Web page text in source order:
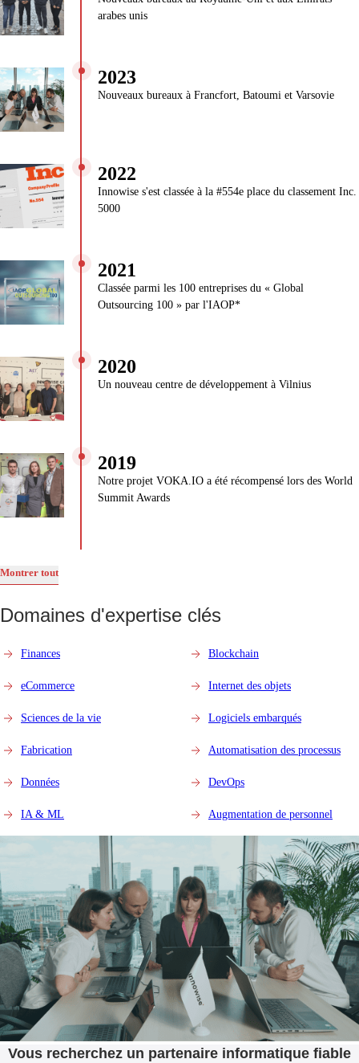
arabes unis
2023
Nouveaux bureaux à Francfort, Batoumi et Varsovie
2022
Innowise s'est classée à la #554e place du classement Inc.
5000
2021
Classée parmi les 100 entreprises du « Global
Outsourcing 100 » par l'IAOP*
2020
Un nouveau centre de développement à Vilnius
2019
Notre projet VOKA.IO a été récompensé lors des World
Summit Awards
Montrer tout
Domaines d'expertise clés
Finances
eCommerce
Sciences de la vie
Fabrication
Données
IA & ML
Blockchain
Internet des objets
Logiciels embarqués
Automatisation des processus
DevOps
Augmentation de personnel
Vous recherchez un partenaire informatique fiable